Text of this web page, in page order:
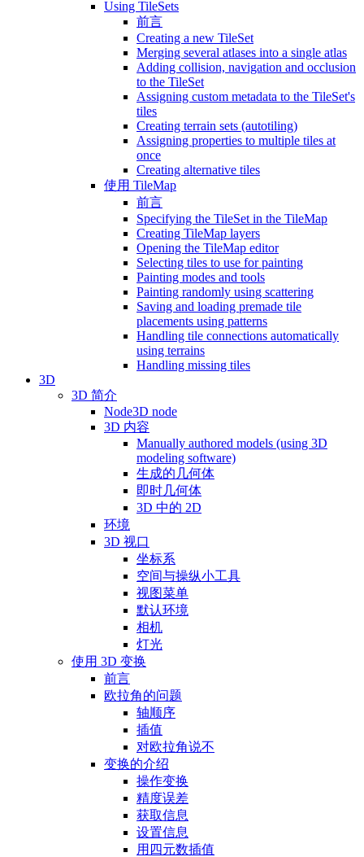
Using TileSets
前言
Creating a new TileSet
Merging several atlases into a single atlas
Adding collision, navigation and occlusion
to the TileSet
Assigning custom metadata to the TileSet's
tiles
Creating terrain sets (autotiling)
Assigning properties to multiple tiles at
once
Creating alternative tiles
使用 TileMap
前言
Specifying the TileSet in the TileMap
Creating TileMap layers
Opening the TileMap editor
Selecting tiles to use for painting
Painting modes and tools
Painting randomly using scattering
Saving and loading premade tile
placements using patterns
Handling tile connections automatically
using terrains
Handling missing tiles
3D
3D 简介
Node3D node
3D 内容
Manually authored models (using 3D
modeling software)
生成的几何体
即时几何体
3D 中的 2D
环境
3D 视口
坐标系
空间与操纵小工具
视图菜单
默认环境
相机
灯光
使用 3D 变换
前言
欧拉角的问题
轴顺序
插值
对欧拉角说不
变换的介绍
操作变换
精度误差
获取信息
设置信息
用四元数插值